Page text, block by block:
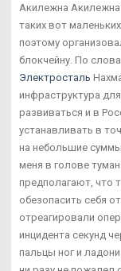
Акилежна Акилежна
таких вот
поэтому
блокчейну. По
Электросталь
инфраструктура
развиваться и в
устанавливать в
на небольшие
меня в голове
предполагают, что
обезопасить себя
отреагировали
инцидента секунд
пальцы ног и